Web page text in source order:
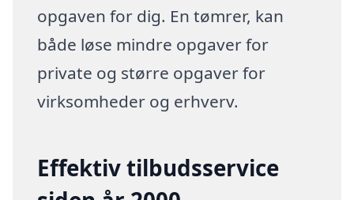
opgaven for dig. En tømrer, kan
både løse mindre opgaver for
private og større opgaver for
virksomheder og erhverv.
Effektiv tilbudsservice